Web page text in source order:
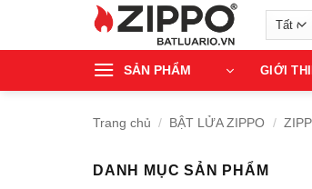
SẢN PHẨM GIỚI
Trang chủ / BẬT LỬA ZIPPO /
DANH MỤC SẢN PHẨM